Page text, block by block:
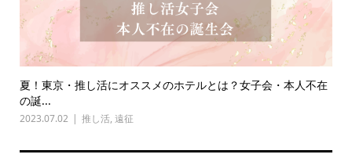
夏！東京・推し活にオススメのホテルとは？女子会・本人不在
の誕...
2023.07.02 推し活, 遠征